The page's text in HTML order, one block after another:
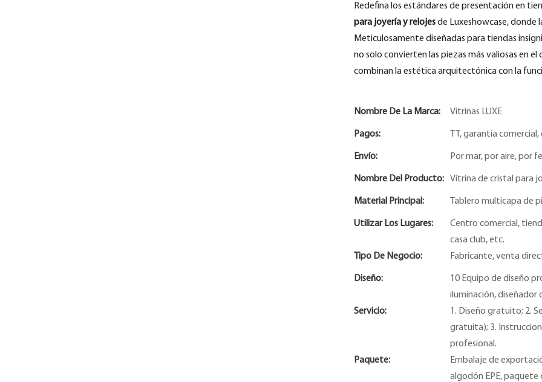
Redefina los estándares de presentación en
para joyería y relojesde Luxeshowcase, donde
Meticulosamente diseñadas para tiendas
no solo convierten las piezas más valiosas en
combinan la estética arquitectónica con la
Nombre De La Marca: Vitrinas LUXE
Pagos: TT, garantía comercial,
Envío: Por mar, por aire, por
Nombre Del Producto: Vitrina de cristal para
Material Principal: Tablero multicapa de
Utilizar Los Lugares:
Centro comercial,
casa club, etc.
Tipo De Negocio:
Fabricante, venta
Diseño:
10 Equipo de diseño
iluminación, diseñador
Servicio:
1. Diseño gratuito; 2.
gratuita); 3.
profesional.
Paquete:
Embalaje de
algodón EPE, paquete